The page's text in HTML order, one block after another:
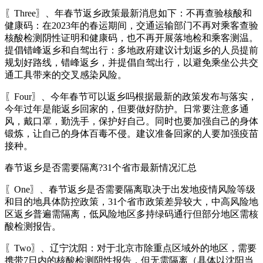
〖Three〗、年春节返乡政策最新消息如下：不再查验核酸和
健康码：在2023年的春运期间，交通运输部门不再对乘客查验
核酸检测阴性证明和健康码，也不再开展落地检和乘客测温。
提倡错峰返乡和自驾出行：多地政府建议计划返乡的人员提前
规划好路线，错峰返乡，并提倡自驾出行，以避免乘坐公共交
通工具带来的交叉感染风险。
〖Four〗、今年春节可以返乡吗根据最新的政策发布与落实，
今年过年是能返乡回家的，但要做好防护。日常要注意多通
风，戴口罩，勤洗手，保护好自己。同时也要加强自己的身体
锻炼，让自己的身体百毒不侵。建议准备回家的人要加强疫苗
接种。
春节返乡是否需要隔离?31个省市最新情况汇总
〖One〗、春节返乡是否需要隔离取决于出发地疫情风险等级
和目的地具体防控政策，31个省市政策差异较大，中高风险地
区返乡普遍需隔离，低风险地区多持绿码通行但部分地区需核
酸检测报告。
〖Two〗、辽宁沈阳：对于北京市除重点区域外的地区，需要
携带7日内的核酸检测阴性报告，但无需隔离（具体以沈阳当